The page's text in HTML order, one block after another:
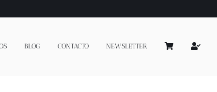
BLOG CONTACTO NEWSLETTER